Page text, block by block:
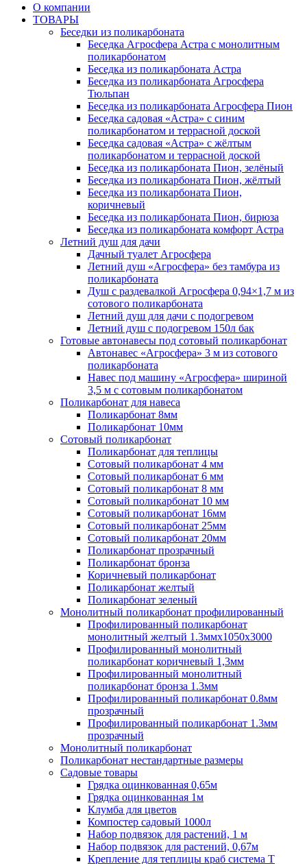
О компании
ТОВАРЫ
Беседки из поликарбоната
Беседка Агросфера Астра с монолитным
поликарбонатом
Беседка из поликарбоната Астра
Беседка из поликарбоната Агросфера
Тюльпан
Беседка из поликарбоната Агросфера Пион
Беседка садовая «Астра» с синим
поликарбонатом и террасной доской
Беседка садовая «Астра» с жёлтым
поликарбонатом и террасной доской
Беседка из поликарбоната Пион, зелёный
Беседка из поликарбоната Пион, жёлтый
Беседка из поликарбоната Пион,
коричневый
Беседка из поликарбоната Пион, бирюза
Беседка из поликарбоната комфорт Астра
Летний душ для дачи
Дачный туалет Агросфера
Летний душ «Агросфера» без тамбура из
поликарбоната
Душ с раздевалкой Агросфера 0,94×1,7 м из
сотового поликарбоната
Летний душ для дачи с подогревом
Летний душ с подогревом 150л бак
Готовые автонавесы под сотовый поликарбонат
Автонавес «Агросфера» 3 м из сотового
поликарбоната
Навес под машину «Агросфера» шириной
3,5 м с сотовым поликарбонатом
Поликарбонат для навеса
Поликарбонат 8мм
Поликарбонат 10мм
Сотовый поликарбонат
Поликарбонат для теплицы
Сотовый поликарбонат 4 мм
Сотовый поликарбонат 6 мм
Сотовый поликарбонат 8 мм
Сотовый поликарбонат 10 мм
Сотовый поликарбонат 16мм
Сотовый поликарбонат 25мм
Сотовый поликарбонат 20мм
Поликарбонат прозрачный
Поликарбонат бронза
Коричневый поликарбонат
Поликарбонат желтый
Поликарбонат зеленый
Монолитный поликарбонат профилированный
Профилированный поликарбонат
монолитный желтый 1.3ммх1050х3000
Профилированный монолитный
поликарбонат коричневый 1,3мм
Профилированный монолитный
поликарбонат бронза 1.3мм
Профилированный поликарбонат 0.8мм
прозрачный
Профилированный поликарбонат 1.3мм
прозрачный
Монолитный поликарбонат
Поликарбонат нестандартные размеры
Садовые товары
Грядка оцинкованная 0,65м
Грядка оцинкованная 1м
Клумба для цветов
Компостер садовый 1000л
Набор подвязок для растений, 1 м
Набор подвязок для растений, 0,67м
Крепление для теплицы краб система Т